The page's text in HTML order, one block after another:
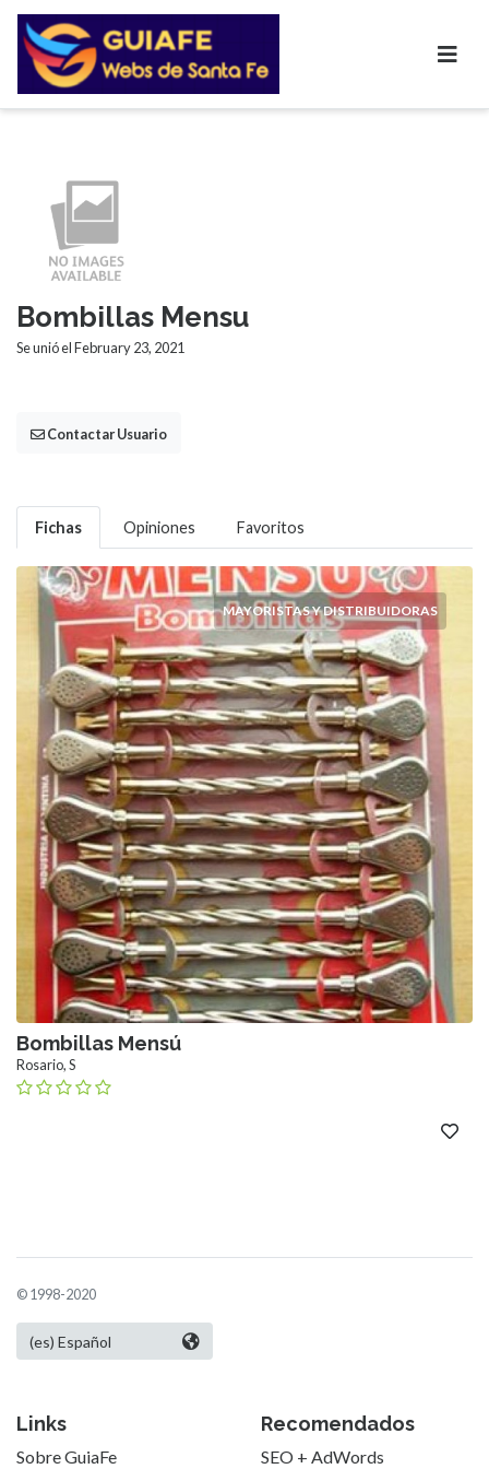
Bombillas Mensu
Se unió el February 23, 2021
Contactar Usuario
Fichas Opiniones Favoritos
MAYORISTAS Y DISTRIBUIDORAS
Bombillas Mensú
Rosario, S
© 1998-2020
Links
Sobre GuiaFe
Recomendados
SEO + AdWords